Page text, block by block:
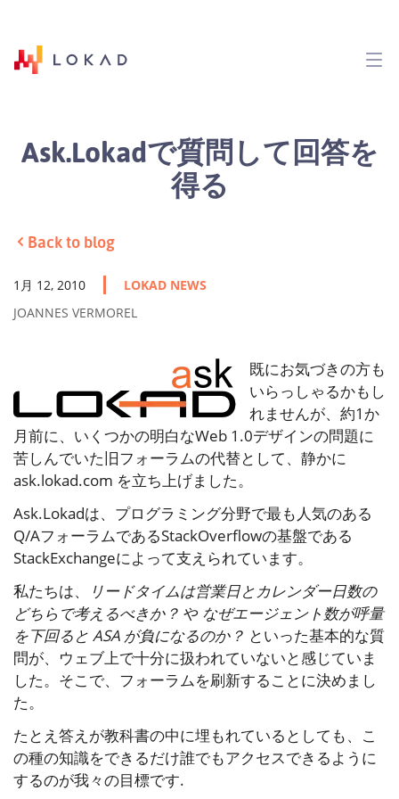
Ask.Lokadで質問して回答を
得る
Back to blog
1月 12, 2010
LOKAD NEWS
JOANNES VERMOREL
既にお気づきの方も
いらっしゃるかもし
れませんが、約1か
月前に、いくつかの明白なWeb 1.0デザインの問題に
苦しんでいた旧フォーラムの代替として、静かに
ask.lokad.com を立ち上げました。
Ask.Lokadは、プログラミング分野で最も人気のある
Q/AフォーラムであるStackOverflowの基盤である
StackExchangeによって支えられています。
私たちは、
リードタイムは営業日とカレンダー日数の
どちらで考えるべきか？ や なぜエージェント数が呼量
を下回ると ASA が負になるのか？ といった基本的な質
問が、ウェブ上で十分に扱われていないと感じていま
した。そこで、フォーラムを刷新することに決めまし
た。
たとえ答えが教科書の中に埋もれているとしても、こ
の種の知識をできるだけ誰でもアクセスできるように
するのが我々の目標です.